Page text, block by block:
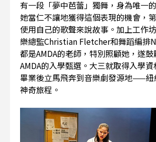
有一段「夢中芭蕾」獨舞，身為唯一
她當仁不讓地獲得這個表現的機會，
使用自己的歌聲來說故事。加上工作
樂總監Christian Fletcher和舞蹈編排
都是AMDA的老師，特別照顧她，遂
AMDA的入學甄選。大三就取得入學
畢業後立馬飛奔到音樂劇發源地——紐
神奇旅程。